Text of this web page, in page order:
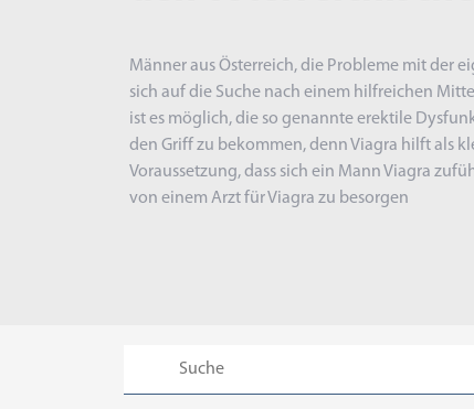
Männer aus Österreich, die Probleme mit der
sich auf die Suche nach einem hilfreichen
ist es möglich, die so genannte erektile
den Griff zu bekommen, denn Viagra hilft als
Voraussetzung, dass sich ein Mann Viagra
von einem Arzt für Viagra zu besorgen